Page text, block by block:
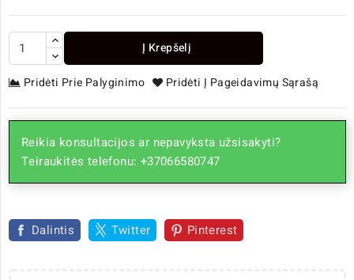
Į Krepšelį
Pridėti Prie Palyginimo Pridėti Į Pageidavimų Sąrašą
Reikia konsultacijos ar nepavyksta užsisakyti?
Teiraukitės telefonu: +37066580747
Dalintis Twitter Pinterest